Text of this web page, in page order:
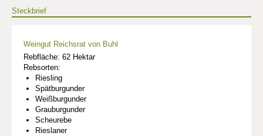
Steckbrief
Weingut Reichsrat von Buhl
Rebfläche: 62 Hektar
Rebsorten:
Riesling
Spätburgunder
Weißburgunder
Grauburgunder
Scheurebe
Rieslaner